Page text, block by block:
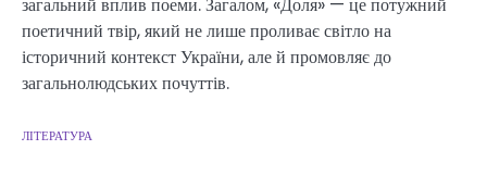
поетичний твір, який не лише проливає світло на
історичний контекст України, але й промовляє до
загальнолюдських почуттів.
ЛІТЕРАТУРА